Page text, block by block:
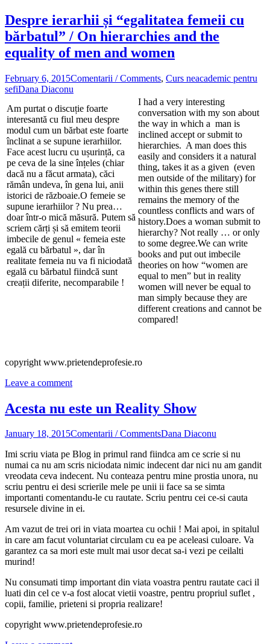
Despre ierarhii și “egalitatea femeii cu
bărbatul” / On hierarchies and the
equality of men and women
February 6, 2015Comentarii / Comments, Curs neacademic pentru
sefiDana Diaconu
Am purtat o discuție foarte
interesantă cu fiul meu despre
modul cum un bărbat este foarte
înclinat a se supune ierarhiilor.
Face acest lucru cu ușurință, ca
pe ceva de la sine înțeles (chiar
dacă nu a făcut armata), căci
rămân undeva, în gena lui, anii
istorici de războaie.O femeie se
supune ierarhiilor ? Nu prea…
doar într-o mică măsură. Putem să
scriem cărți și să emitem teorii
imbecile de genul « femeia este
egală cu bărbatul », dar în
realitate femeia nu va fi niciodată
egală cu bărbatul fiindcă sunt
creații diferite, necomparabile !
I had a very interesting
conversation with my son about
the way in which a man is
inclined accept or submit to
hierarchies. A man does this
easily and considers it a natural
thing, takes it as a given (even
men outside of the military) for
within this genes there still
remains the memory of the
countless conflicts and wars of
history.Does a woman submit to
hierarchy? Not really … or only
to some degree.We can write
books and put out imbecile
theories on how “women are
equal to men” but in reality
women will never be equal to
man simply because they are
different creations and cannot be
compared!
copyright www.prietendeprofesie.ro
Leave a comment
Acesta nu este un Reality Show
January 18, 2015Comentarii / CommentsDana Diaconu
Imi scriu viata pe Blog in primul rand fiindca am ce scrie si nu
numai ca nu am scris niciodata nimic indecent dar nici nu am gandit
vreodata ceva indecent. Nu conteaza pentru mine prostia unora, nu
scriu pentru ei desi scrierile mele pe unii ii face sa se simta
importanti comentandu-le cu rautate. Scriu pentru cei ce-si cauta
resursele divine in ei.
Am vazut de trei ori in viata moartea cu ochii ! Mai apoi, in spitalul
in care am facut voluntariat circulam cu ea pe aceleasi culoare. Va
garantez ca sa mori este mult mai usor decat sa-i vezi pe ceilalti
murind!
Nu consumati timp important din viata voastra pentru rautate caci il
luati din cel ce v-a fost alocat vietii voastre, pentru propriul suflet ,
copii, familie, prieteni si propria realizare!
copyright www.prietendeprofesie.ro